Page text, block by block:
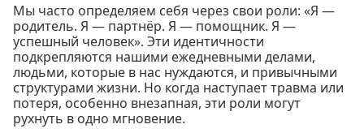
Мы часто определяем себя через свои роли: «Я —
родитель. Я — партнёр. Я — помощник. Я —
успешный человек». Эти идентичности
подкрепляются нашими ежедневными делами,
людьми, которые в нас нуждаются, и привычными
структурами жизни. Но когда наступает травма или
потеря, особенно внезапная, эти роли могут
рухнуть в одно мгновение.